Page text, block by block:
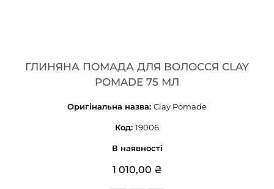
ГЛИНЯНА ПОМАДА ДЛЯ ВОЛОССЯ CLAY
POMADE 75 МЛ
Оригінальна назва: Clay Pomade
Код: 19006
В наявності
1 010,00 ₴